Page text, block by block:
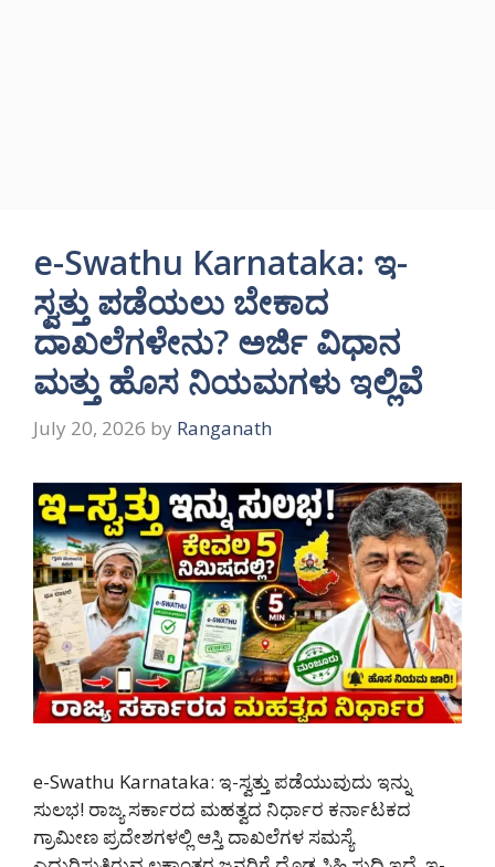
e-Swathu Karnataka: ಇ-
ಸ್ವತ್ತು ಪಡೆಯಲು ಬೇಕಾದ
ದಾಖಲೆಗಳೇನು? ಅರ್ಜಿ ವಿಧಾನ
ಮತ್ತು ಹೊಸ ನಿಯಮಗಳು ಇಲ್ಲಿವೆ
July 20, 2026 by Ranganath
e-Swathu Karnataka: ಇ-ಸ್ವತ್ತು ಪಡೆಯುವುದು ಇನ್ನು
ಸುಲಭ! ರಾಜ್ಯ ಸರ್ಕಾರದ ಮಹತ್ವದ ನಿರ್ಧಾರ ಕರ್ನಾಟಕದ
ಗ್ರಾಮೀಣ ಪ್ರದೇಶಗಳಲ್ಲಿ ಆಸ್ತಿ ದಾಖಲೆಗಳ ಸಮಸ್ಯೆ